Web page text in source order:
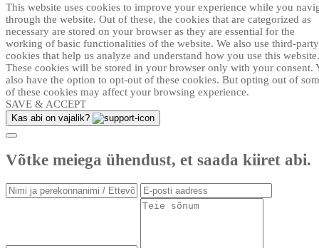
This website uses cookies to improve your experience while you
through the website. Out of these, the cookies that are categorized as
necessary are stored on your browser as they are essential for the
working of basic functionalities of the website. We also use third-party
cookies that help us analyze and understand how you use this website.
These cookies will be stored in your browser only with your consent.
also have the option to opt-out of these cookies. But opting out of
of these cookies may affect your browsing experience.
SAVE & ACCEPT
Kas abi on vajalik?
Võtke meiega ühendust, et saada kiiret abi.